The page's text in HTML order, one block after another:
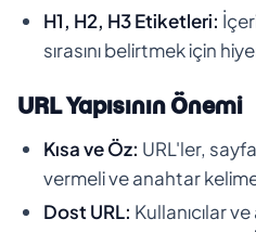
H1, H2, H3 Etiketleri:
sırasını belirtmek için
URL Yapısının Önemi
Kısa ve Öz: URL'ler,
vermeli ve anahtar
Dost URL: Kullanıcılar